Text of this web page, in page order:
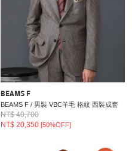
BEAMS F
BEAMS F / 男裝 VBC羊毛 格紋 西裝成套
NT$ 40,700
NT$ 20,350[50%OFF]